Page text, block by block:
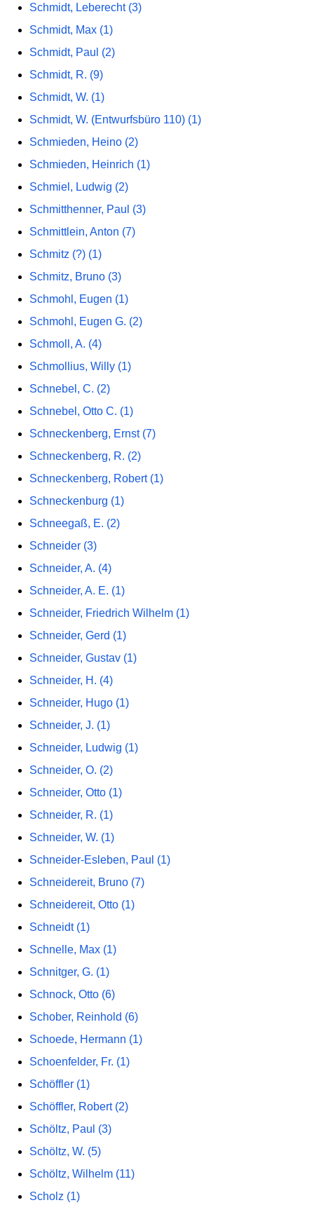
Schmidt, Leberecht (3)
Schmidt, Max (1)
Schmidt, Paul (2)
Schmidt, R. (9)
Schmidt, W. (1)
Schmidt, W. (Entwurfsbüro 110) (1)
Schmieden, Heino (2)
Schmieden, Heinrich (1)
Schmiel, Ludwig (2)
Schmitthenner, Paul (3)
Schmittlein, Anton (7)
Schmitz (?) (1)
Schmitz, Bruno (3)
Schmohl, Eugen (1)
Schmohl, Eugen G. (2)
Schmoll, A. (4)
Schmollius, Willy (1)
Schnebel, C. (2)
Schnebel, Otto C. (1)
Schneckenberg, Ernst (7)
Schneckenberg, R. (2)
Schneckenberg, Robert (1)
Schneckenburg (1)
Schneegaß, E. (2)
Schneider (3)
Schneider, A. (4)
Schneider, A. E. (1)
Schneider, Friedrich Wilhelm (1)
Schneider, Gerd (1)
Schneider, Gustav (1)
Schneider, H. (4)
Schneider, Hugo (1)
Schneider, J. (1)
Schneider, Ludwig (1)
Schneider, O. (2)
Schneider, Otto (1)
Schneider, R. (1)
Schneider, W. (1)
Schneider-Esleben, Paul (1)
Schneidereit, Bruno (7)
Schneidereit, Otto (1)
Schneidt (1)
Schnelle, Max (1)
Schnitger, G. (1)
Schnock, Otto (6)
Schober, Reinhold (6)
Schoede, Hermann (1)
Schoenfelder, Fr. (1)
Schöffler (1)
Schöffler, Robert (2)
Schöltz, Paul (3)
Schöltz, W. (5)
Schöltz, Wilhelm (11)
Scholz (1)